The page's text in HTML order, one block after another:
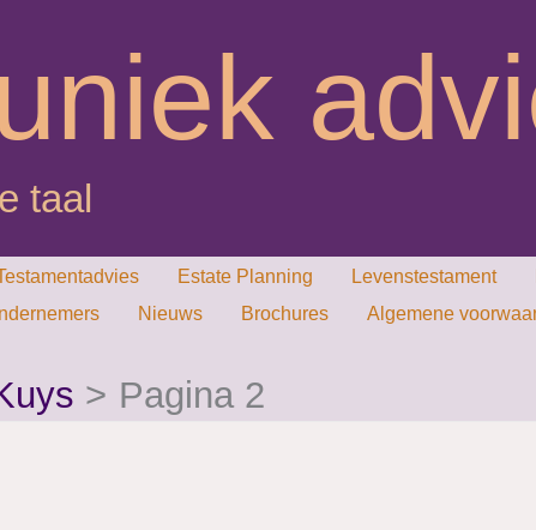
taal
Estate Planning Levenstestament
Nieuws Brochures
Algemene
Pagina 2